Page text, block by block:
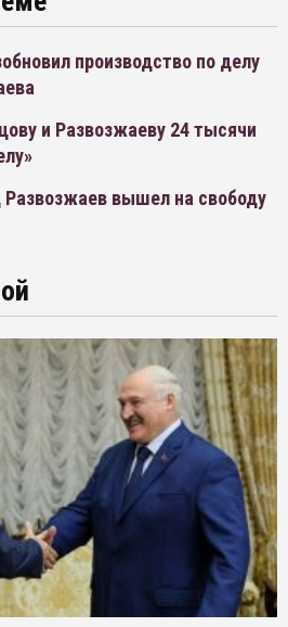
производство по делу
и Развозжаеву 24 тысячи
вышел на свободу